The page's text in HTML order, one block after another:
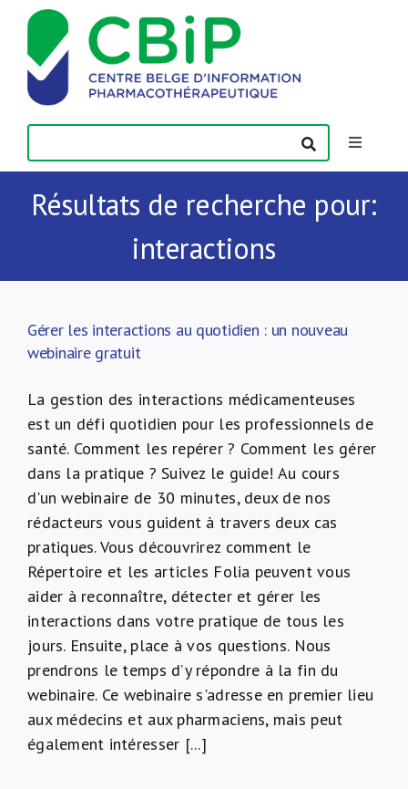
Passer
contenu
Toggle
Actualités
À propos de nous
NL
Résultats de recherche pour:
interactions
Gérer les interactions au quotidien : un nouveau
webinaire gratuit
La gestion des interactions médicamenteuses
est un défi quotidien pour les professionnels de
santé. Comment les repérer ? Comment les gérer
dans la pratique ? Suivez le guide! Au cours
d'un webinaire de 30 minutes, deux de nos
rédacteurs vous guident à travers deux cas
pratiques. Vous découvrirez comment le
Répertoire et les articles Folia peuvent vous
aider à reconnaître, détecter et gérer les
interactions dans votre pratique de tous les
jours. Ensuite, place à vos questions. Nous
prendrons le temps d’y répondre à la fin du
webinaire. Ce webinaire s'adresse en premier lieu
aux médecins et aux pharmaciens, mais peut
également intéresser [...]